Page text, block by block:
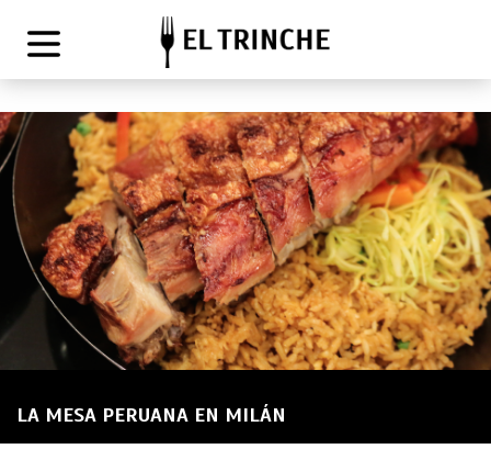
LA MESA PERUANA EN MILÁN